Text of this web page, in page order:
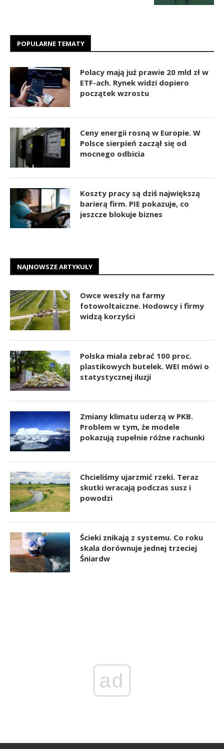
POPULARNE TEMATY
Polacy mają już prawie 20 mld zł w
ETF-ach. Rynek widzi dopiero
początek wzrostu
Ceny energii rosną w Europie. W
Polsce sierpień zaczął się od
mocnego odbicia
Koszty pracy są dziś największą
barierą firm. PIE pokazuje, co
jeszcze blokuje biznes
NAJNOWSZE ARTYKUŁY
Owce weszły na farmy
fotowoltaiczne. Hodowcy i firmy
widzą korzyści
Polska miała zebrać 100 proc.
plastikowych butelek. WEI mówi o
statystycznej iluzji
Zmiany klimatu uderzą w PKB.
Problem w tym, że modele
pokazują zupełnie różne rachunki
Chcieliśmy ujarzmić rzeki. Teraz
skutki wracają podczas susz i
powodzi
Ścieki znikają z systemu. Co roku
skala dorównuje jednej trzeciej
Śniardw
ad